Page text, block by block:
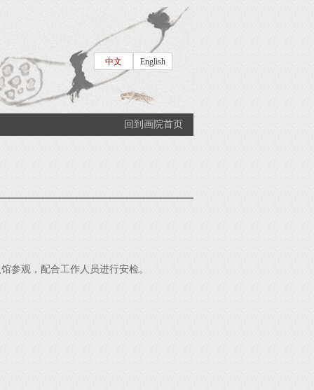
English
中文
回到画院首页
观，配合工作人员进行安检。